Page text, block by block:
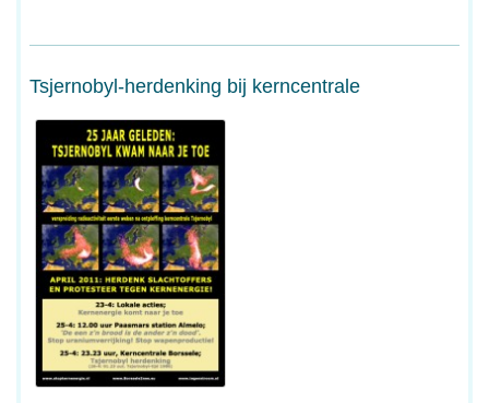
Tsjernobyl-herdenking bij kerncentrale